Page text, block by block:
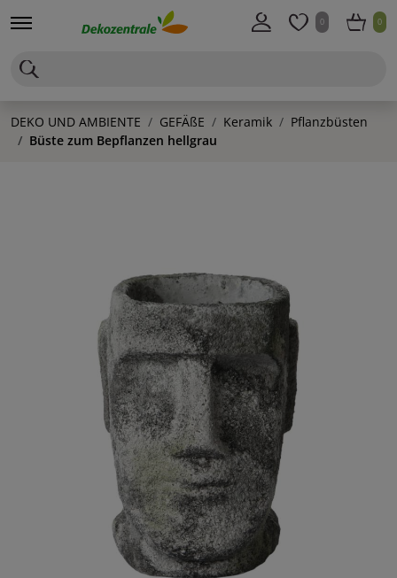
0 0
DEKO UND AMBIENTE GEFÄßE Keramik
Pflanzbüsten
Büste zum Bepflanzen hellgrau